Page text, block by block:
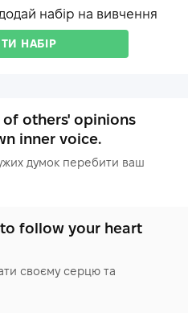
набір на вивчення
НАБІР
others' opinions
inner voice.
думок перебити ваш
follow your heart
своєму серцю та